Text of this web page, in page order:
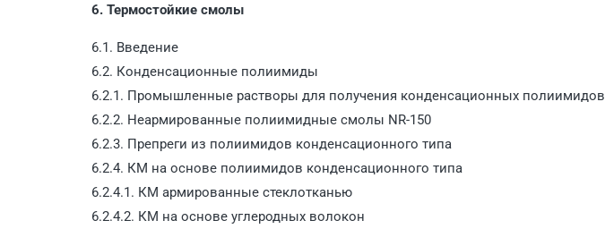
6. Термостойкие смолы
6.1. Введение
6.2. Конденсационные полиимиды
6.2.1. Промышленные растворы для получения конденсационных полиимидов
6.2.2. Неармированные полиимидные смолы NR-150
6.2.3. Препреги из полиимидов конденсационного типа
6.2.4. КМ на основе полиимидов конденсационного типа
6.2.4.1. КМ армированные стеклотканью
6.2.4.2. КМ на основе углеродных волокон